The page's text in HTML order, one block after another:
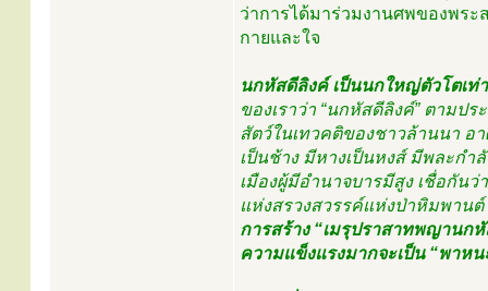
ว่าการได้มาร่วมงานศพของพระ
กายและใจ
นกหัสดีลิงค์ เป็นนกใหญ่ตัวโตเท่
ของเราว่า “นกหัสดีลิงค์” ตาม
สัตว์ในเทวคติของชาวล้านนา อ
เป็นช้าง มีหางเป็นหงส์ มีพละกำ
เมืองผู้มีอำนาจบารมีสูง เชื่อกัน
แห่งสรวงสวรรค์แห่งป่าหิมพานต์
การสร้าง “เมรุปราสาทพญาน
ความแข็งแรงมากจะเป็น “พา